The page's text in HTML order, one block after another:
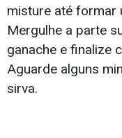
misture até formar
Mergulhe a parte
ganache e finalize
Aguarde alguns
sirva.